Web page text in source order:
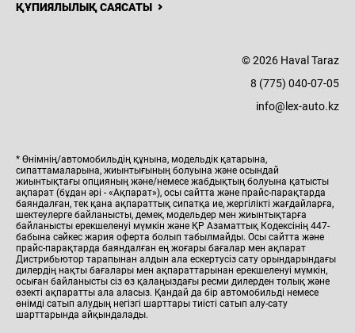
ҚҰПИЯЛЫЛЫҚ САЯСАТЫ
© 2026 Haval Taraz
8 (775) 040-07-05
info@lex-auto.kz
* Өнімнің/автомобильдің құнына, модельдік қатарына,
сипаттамаларына, жиынтығының болуына және осындай
жиынтықтағы опцияның және/немесе жабдықтың болуына қатысты
ақпарат (бұдан әрі - «Ақпарат»), осы сайтта және прайс-парақтарда
баяндалған, тек қана ақпараттық сипатқа ие, жергілікті жағдайларға,
шектеулерге байланысты, демек, модельдер мен жиынтықтарға
байланысты ерекшеленуі мүмкін және ҚР Азаматтық Кодексінің 447-
бабына сәйкес жария оферта болып табылмайды. Осы сайтта және
прайс-парақтарда баяндалған ең жоғары бағалар мен ақпарат
Дистрибьютор тарапынан алдын ала ескертусіз сату орындарындағы
дилердің нақты бағалары мен ақпараттарынан ерекшеленуі мүмкін,
осыған байланысты сіз өз қалаңыздағы ресми дилерден толық және
өзекті ақпаратты ала аласыз. Қандай да бір автомобильді немесе
өнімді сатып алудың негізгі шарттары тиісті сатып алу-сату
шарттарында айқындалады.